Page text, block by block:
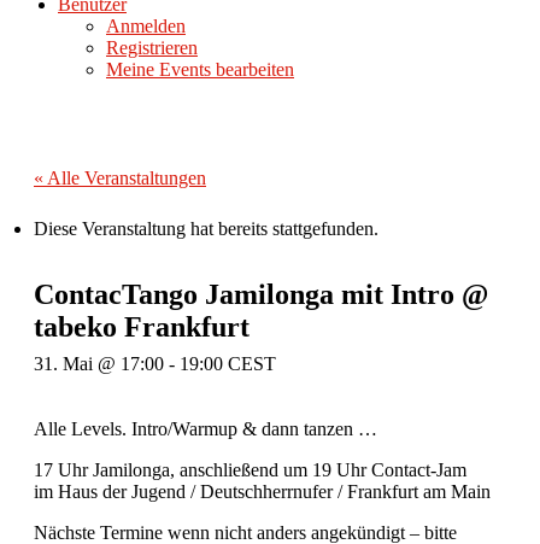
Benutzer
Anmelden
Registrieren
Meine Events bearbeiten
« Alle Veranstaltungen
Diese Veranstaltung hat bereits stattgefunden.
ContacTango Jamilonga mit Intro @
tabeko Frankfurt
31. Mai @ 17:00 - 19:00 CEST
Alle Levels. Intro/Warmup & dann tanzen …
17 Uhr Jamilonga, anschließend um 19 Uhr Contact-Jam
im Haus der Jugend / Deutschherrnufer / Frankfurt am Main
Nächste Termine wenn nicht anders angekündigt – bitte